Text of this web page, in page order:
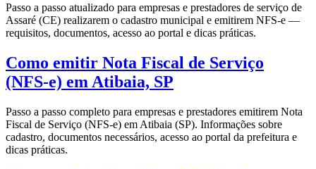
Passo a passo atualizado para empresas e prestadores de serviço de
Assaré (CE) realizarem o cadastro municipal e emitirem NFS-e —
requisitos, documentos, acesso ao portal e dicas práticas.
Como emitir Nota Fiscal de Serviço
(NFS-e) em Atibaia, SP
Passo a passo completo para empresas e prestadores emitirem Nota
Fiscal de Serviço (NFS-e) em Atibaia (SP). Informações sobre
cadastro, documentos necessários, acesso ao portal da prefeitura e
dicas práticas.